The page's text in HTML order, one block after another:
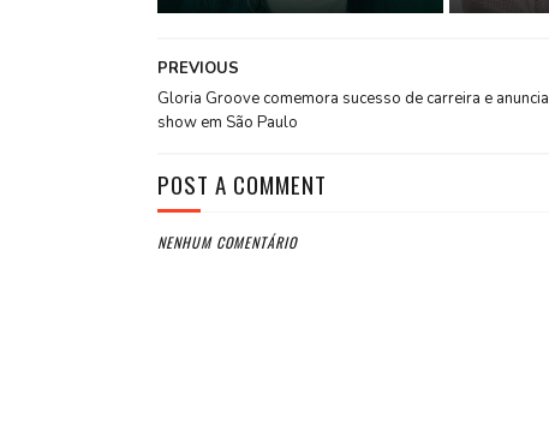
PREVIOUS
Gloria Groove comemora sucesso de carreira e anuncia
show em São Paulo
POST A COMMENT
NENHUM COMENTÁRIO